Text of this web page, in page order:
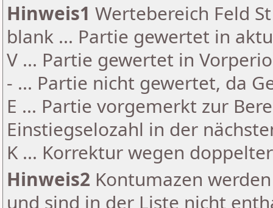
Hinweis1 Wertebereich Feld
blank ... Partie gewertet in
V ... Partie gewertet in
- ... Partie nicht gewertet, da
E ... Partie vorgemerkt zur
Einstiegselozahl in der
K ... Korrektur wegen
Hinweis2 Kontumazen
und sind in der Liste nicht